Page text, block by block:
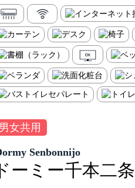
女共用
Senbonnijo
ーミー千本二条